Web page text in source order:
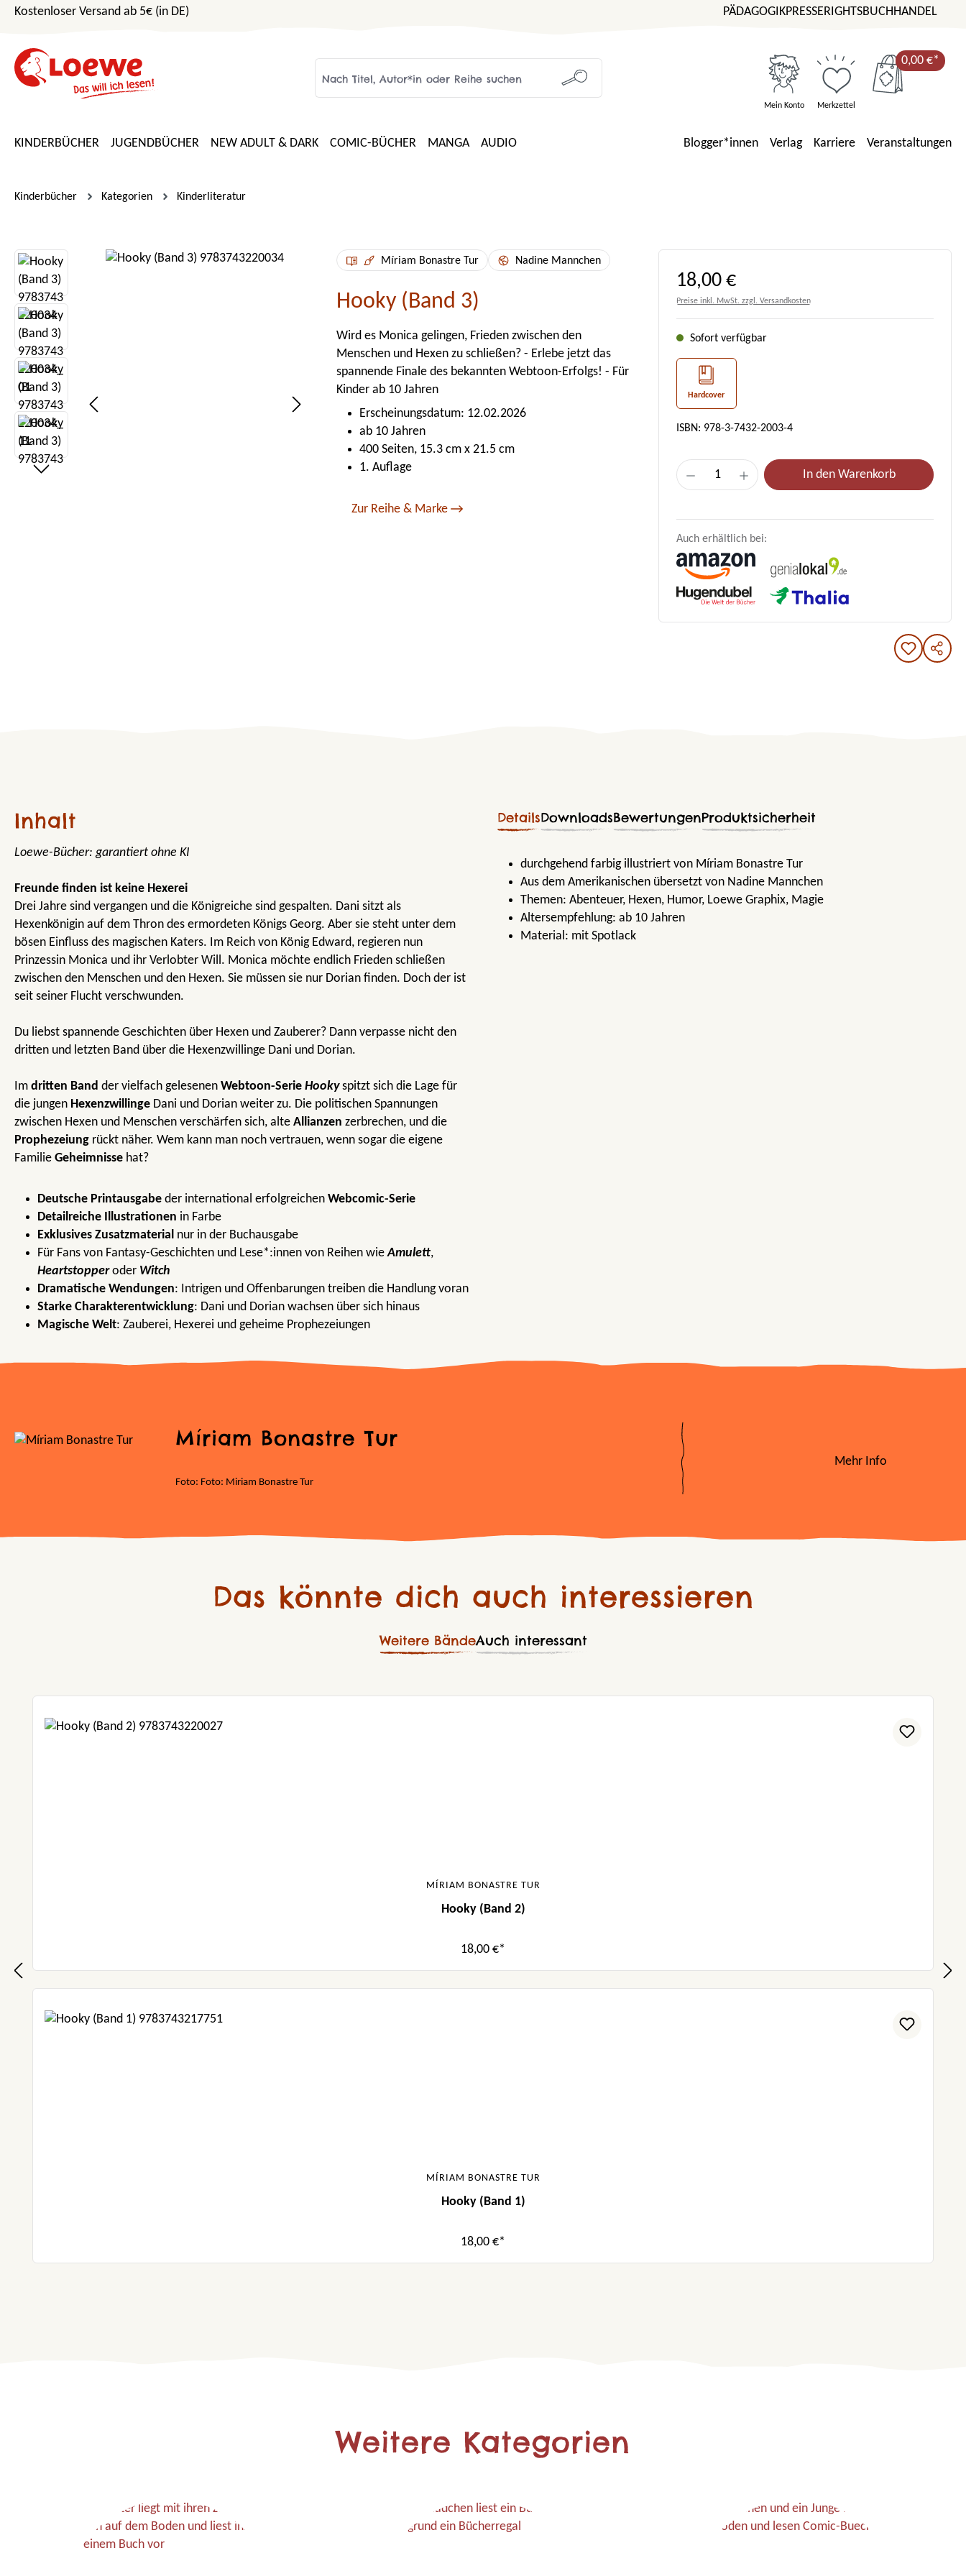
Hauptinhalt springen
Zur Suche springen
Zur Hauptnavigation springen
Kostenloser Versand ab 5€ (in DE) PÄDAGOGIKPRESSERIGHTSBUCHHANDEL
Mein Konto Merkzettel
0,00 €*
KINDERBÜCHER JUGENDBÜCHER NEW ADULT & DARK COMIC-BÜCHER MANGA AUDIO Blogger*innen Verlag Karriere Veranstaltungen
Kinderbücher Kategorien Kinderliteratur
Bildergalerie überspringen Míriam Bonastre Tur Nadine Mannchen
Hooky (Band 3)
Wird es Monica gelingen, Frieden zwischen den
Menschen und Hexen zu schließen? - Erlebe jetzt das
spannende Finale des bekannten Webtoon-Erfolgs! - Für
Kinder ab 10 Jahren
Erscheinungsdatum: 12.02.2026
ab 10 Jahren
400 Seiten, 15.3 cm x 21.5 cm
1. Auflage
Zur Reihe & Marke
Regulärer Preis:
18,00 €
Preise inkl. MwSt. zzgl. Versandkosten
Sofort verfügbar
Hardcover
ISBN: 978-3-7432-2003-4
Produkt Anzahl: Gib den gewünschten
In den Warenkorb
Auch erhältlich bei:
Inhalt
Loewe-Bücher: garantiert ohne KI
Freunde finden ist keine Hexerei
Drei Jahre sind vergangen und die Königreiche sind gespalten. Dani sitzt als
Hexenkönigin auf dem Thron des ermordeten Königs Georg. Aber sie steht unter dem
bösen Einfluss des magischen Katers. Im Reich von König Edward, regieren nun
Prinzessin Monica und ihr Verlobter Will. Monica möchte endlich Frieden schließen
zwischen den Menschen und den Hexen. Sie müssen sie nur Dorian finden. Doch der ist
seit seiner Flucht verschwunden.
Du liebst spannende Geschichten über Hexen und Zauberer? Dann verpasse nicht den
dritten und letzten Band über die Hexenzwillinge Dani und Dorian.
Im dritten Band der vielfach gelesenen Webtoon-Serie Hookyspitzt sich die Lage für
die jungen Hexenzwillinge Dani und Dorian weiter zu. Die politischen Spannungen
zwischen Hexen und Menschen verschärfen sich, alte Allianzen zerbrechen, und die
Prophezeiung rückt näher. Wem kann man noch vertrauen, wenn sogar die eigene
Familie Geheimnisse hat?
Deutsche Printausgabe der international erfolgreichen Webcomic-Serie
Detailreiche Illustrationen in Farbe
Exklusives Zusatzmaterial nur in der Buchausgabe
Für Fans von Fantasy-Geschichten und Lese*:innen von Reihen wieAmulett,
Heartstopperoder Witch
Dramatische Wendungen: Intrigen und Offenbarungen treiben die Handlung voran
Starke Charakterentwicklung: Dani und Dorian wachsen über sich hinaus
Magische Welt: Zauberei, Hexerei und geheime Prophezeiungen
DetailsDownloadsBewertungenProduktsicherheit
durchgehend farbig illustriert von Míriam Bonastre Tur
Aus dem Amerikanischen übersetzt von Nadine Mannchen
Themen: Abenteuer, Hexen, Humor, Loewe Graphix, Magie
Altersempfehlung: ab 10 Jahren
Material: mit Spotlack
Míriam Bonastre Tur
Foto: Foto: Miriam Bonastre Tur
Mehr Info
Das könnte dich auch interessieren
Weitere BändeAuch interessant
MÍRIAM BONASTRE TUR
Hooky (Band 2)
18,00 €*
MÍRIAM BONASTRE TUR
Hooky (Band 1)
18,00 €*
Weitere Kategorien